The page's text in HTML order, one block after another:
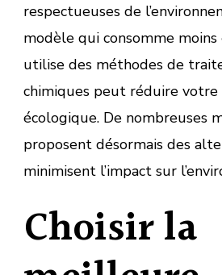
respectueuses de
modèle qui consomme moins
utilise des méthodes de
chimiques peut réduire
écologique. De nombreuses
proposent désormais des
minimisent l’impact sur
Choisir la